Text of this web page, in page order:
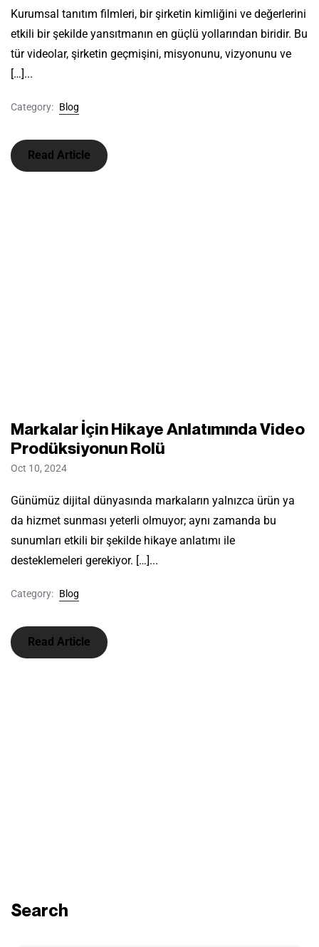
Kurumsal tanıtım filmleri, bir şirketin kimliğini ve değerlerini
etkili bir şekilde yansıtmanın en güçlü yollarından biridir. Bu
tür videolar, şirketin geçmişini, misyonunu, vizyonunu ve
[…]...
Category: Blog
Read Article
Markalar İçin Hikaye Anlatımında Video
Prodüksiyonun Rolü
Oct 10, 2024
Günümüz dijital dünyasında markaların yalnızca ürün ya
da hizmet sunması yeterli olmuyor; aynı zamanda bu
sunumları etkili bir şekilde hikaye anlatımı ile
desteklemeleri gerekiyor. […]...
Category: Blog
Read Article
Search